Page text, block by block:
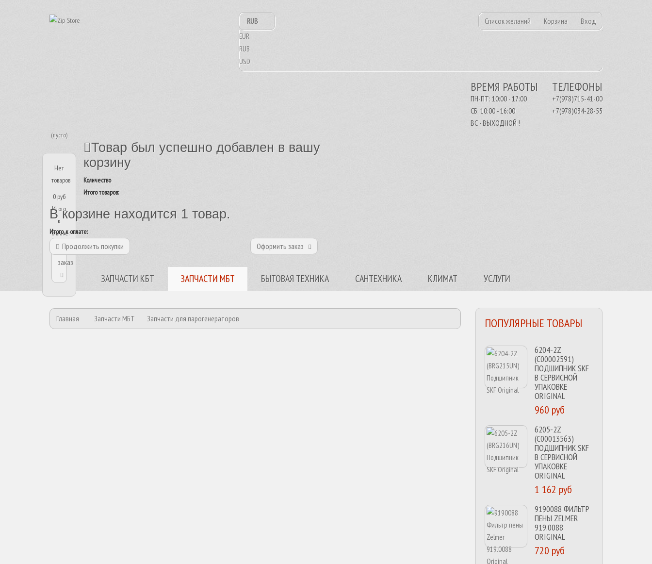
Список желаний Корзина Вход
RUB
EUR
RUB
USD
ТЕЛЕФОНЫ
+7(978)715-41-00
+7(978)034-28-55
ВРЕМЯ РАБОТЫ
ПН-ПТ: 10:00 - 17:00
СБ: 10:00 - 16:00
ВС - ВЫХОДНОЙ !
(пусто)
Нет
товаров
0 руб
Итого,
к
оплате:
Оформить
заказ
Товар был успешно добавлен в вашу
корзину
Количество
Итого товаров:
В корзине находится 1 товар.
Итого, к оплате:
Продолжить покупки Оформить заказ
ЗАПЧАСТИ КБТ ЗАПЧАСТИ МБТ БЫТОВАЯ ТЕХНИКА САНТЕХНИКА КЛИМАТ УСЛУГИ
Главная Запчасти МБТ Запчасти для парогенераторов ПОПУЛЯРНЫЕ ТОВАРЫ
6204-2Z
(C00002591)
ПОДШИПНИК SKF
В СЕРВИСНОЙ
УПАКОВКЕ
ORIGINAL
960 руб
6205-2Z
(C00013563)
ПОДШИПНИК SKF
В СЕРВИСНОЙ
УПАКОВКЕ
ORIGINAL
1 162 руб
9190088 ФИЛЬТР
ПЕНЫ ZELMER
919.0088
ORIGINAL
720 руб